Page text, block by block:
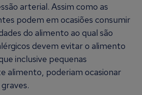
arterial. Assim como as
podem em ocasiões consumir
do alimento ao qual são
devem evitar o alimento
inclusive pequenas
alimento, poderiam ocasionar